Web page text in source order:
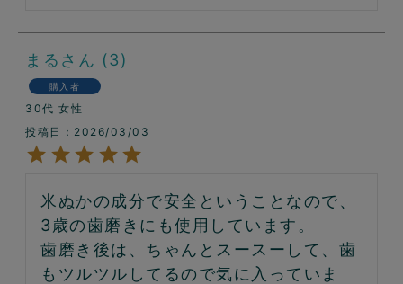
まる 3
購入者
30代 女性
投稿日
2026/03/03
米ぬかの成分で安全ということなので、
3歳の歯磨きにも使用しています。
歯磨き後は、ちゃんとスースーして、歯
もツルツルしてるので気に入っていま